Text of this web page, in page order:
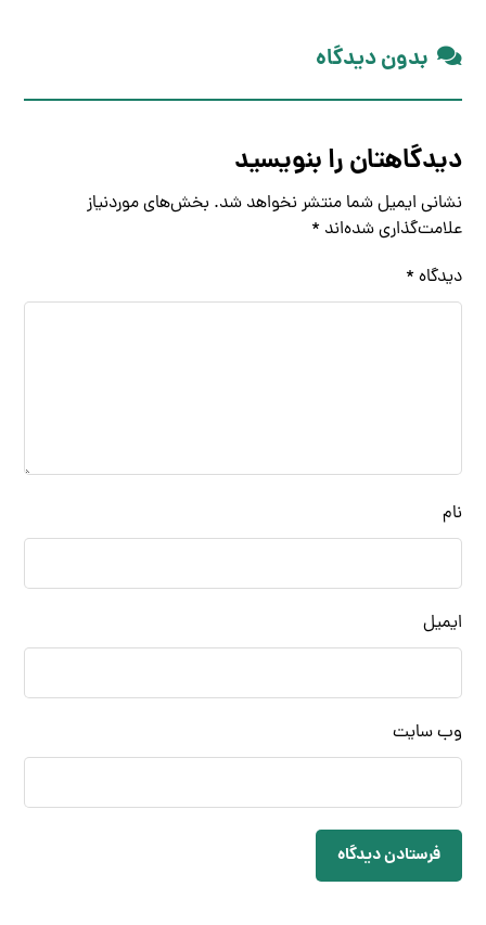
بدون دیدگاه
دیدگاهتان را بنویسید
نشانی ایمیل شما منتشر نخواهد شد. بخش‌های موردنیاز
علامت‌گذاری شده‌اند *
دیدگاه *
نام
ایمیل
وب‌ سایت
فرستادن دیدگاه